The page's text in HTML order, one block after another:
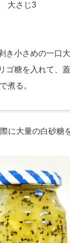
大さじ3
き小さめの一口大
ゴ糖を入れて、
煮る。
に大量の白砂糖